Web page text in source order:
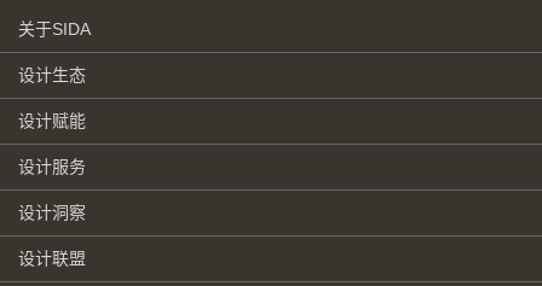
关于SIDA
设计生态
设计赋能
设计服务
设计洞察
设计联盟